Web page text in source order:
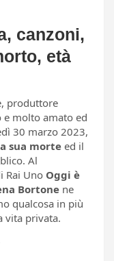
canzoni,
età
produttore
e molto amato ed
30 marzo 2023,
sua morte ed il
Al
Rai Uno Oggi è
Bortone ne
qualcosa in più
vita privata.